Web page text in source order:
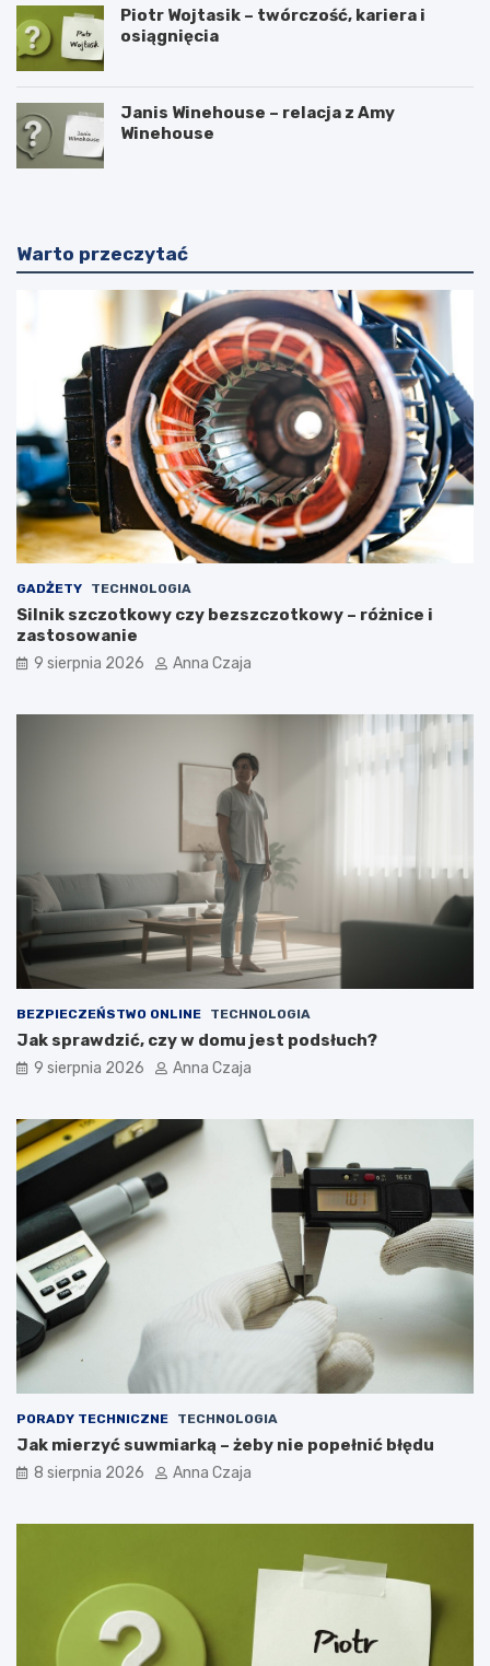
Piotr Wojtasik – twórczość, kariera i
osiągnięcia
Janis Winehouse – relacja z Amy
Winehouse
Warto przeczytać
GADŻETY TECHNOLOGIA
Silnik szczotkowy czy bezszczotkowy – różnice i
zastosowanie
9 sierpnia 2026 Anna Czaja
BEZPIECZEŃSTWO ONLINE TECHNOLOGIA
Jak sprawdzić, czy w domu jest podsłuch?
9 sierpnia 2026 Anna Czaja
PORADY TECHNICZNE TECHNOLOGIA
Jak mierzyć suwmiarką – żeby nie popełnić błędu
8 sierpnia 2026 Anna Czaja